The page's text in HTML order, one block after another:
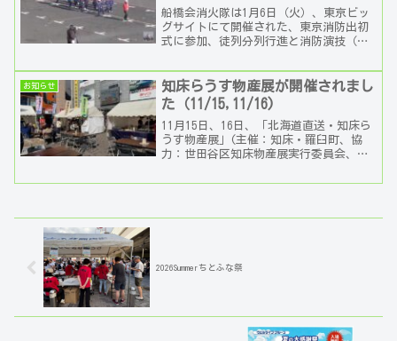
船橋会消火隊は1月6日（火）、東京ビッ
グサイトにて開催された、東京消防出初
式に参加、徒列分列行進と消防演技（消
日ライブ配信動画）船橋会消火隊(赤ジャ
ンパー着用）は...
お知らせ
知床らうす物産展が開催されまし
た（11/15,11/16)
11月15日、16日、「北海道直送・知床ら
うす物産展」(主催：知床・羅臼町、協
力：世田谷区知床物産展実行委員会、千
人会千歳台船橋地区、東京らうす会、世
2026Summerちとふな祭